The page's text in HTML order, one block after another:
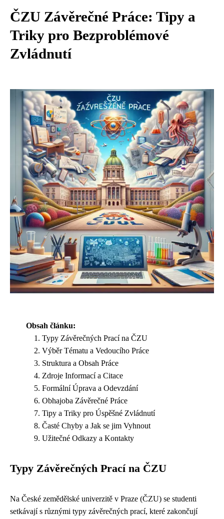
ČZU Závěrečné Práce: Tipy a
Triky pro Bezproblémové
Zvládnutí
Obsah článku:
Typy Závěrečných Prací na ČZU
Výběr Tématu a Vedoucího Práce
Struktura a Obsah Práce
Zdroje Informací a Citace
Formální Úprava a Odevzdání
Obhajoba Závěrečné Práce
Tipy a Triky pro Úspěšné Zvládnutí
Časté Chyby a Jak se jim Vyhnout
Užitečné Odkazy a Kontakty
Typy Závěrečných Prací na ČZU
Na České zemědělské univerzitě v Praze (ČZU) se studenti
setkávají s různými typy závěrečných prací, které zakončují